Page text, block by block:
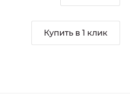
Купить в 1 клик